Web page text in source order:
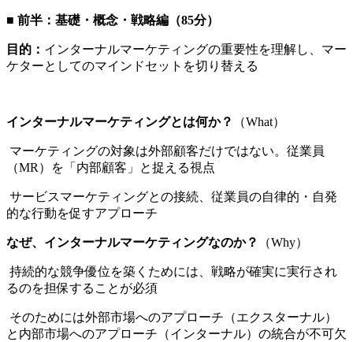
■ 前半：基礎・概念・戦略編（85分）
目的： インターナルマーケティングの重要性を理解し、マー
ケターとしてのマインドセットを切り替える
インターナルマーケティングとは何か？ （What）
マーケティングの対象は外部顧客だけではない。従業員
（MR）を「内部顧客」と捉える視点
サービスマーケティングとの接続、従業員の自律的・自発
的な行動を促すアプローチ
なぜ、インターナルマーケティングなのか？ （Why）
持続的な競争優位を築くためには、戦略が確実に実行され
るのを担保することが必須
そのためには外部市場へのアプローチ（エクスターナル）
と内部市場へのアプローチ（インターナル）の統合が不可欠